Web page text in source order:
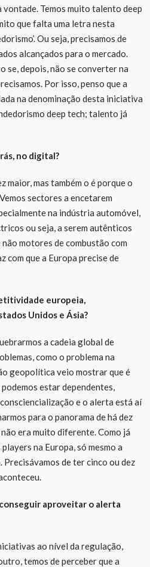
Temos muito talento deep
que falta uma letra nesta
’. Ou seja, precisamos de
alcançados para o mercado.
se, depois, não se converterna
Por isso, penso que a
na denominação desta iniciativa
deep tech; talento já
no digital?
maior, mas também o é porque o
Vemos sectores a encetarem
na indústria automóvel,
ou seja, a serem autênticos
motores de combustão com
com que a Europa precise de
europeia,
Unidos e Ásia?
a cadeia global de
como o problema na
geopolítica veio mostrar queé
estar dependentes,
e o alerta está aí
para o panorama de há dez
era muito diferente. Como já
na Europa, só mesmo a
Precisávamos de tercinco ou dez
aproveitar o alerta
ao nível da regulação,
temos deperceber que a